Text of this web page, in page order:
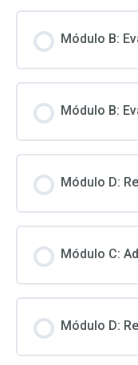
Módulo B:
Módulo B:
Módulo D:
Módulo C:
Módulo D: